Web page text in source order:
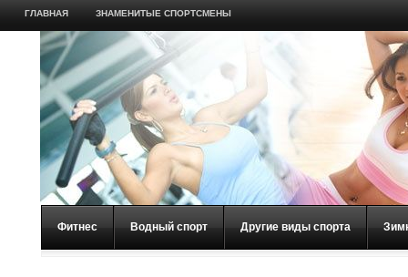
ГЛАВНАЯ ЗНАМЕНИТЫЕ СПОРТСМЕНЫ
Фитнес Водный спорт Другие виды спорта